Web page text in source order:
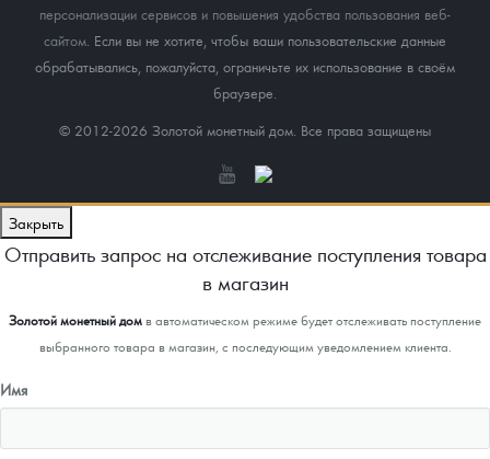
персонализации сервисов и повышения удобства пользования веб-
сайтом. Если вы не хотите, чтобы ваши пользовательские данные
обрабатывались, пожалуйста, ограничьте их использование в своём
браузере.
© 2012-2026 Золотой монетный дом. Все права защищены
Закрыть
Отправить запрос на отслеживание поступления товара
в магазин
Золотой монетный домв автоматическом режиме будет отслеживать поступление
выбранного товара в магазин, с последующим уведомлением клиента.
Имя